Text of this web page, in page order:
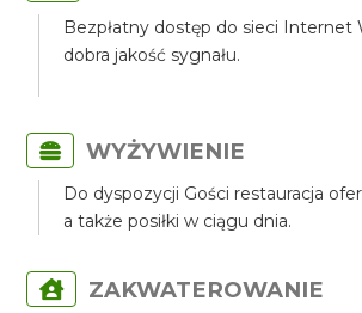
Bezpłatny dostęp do sieci Internet
dobra jakość sygnału.
WYŻYWIENIE
Do dyspozycji Gości restauracja
a także posiłki w ciągu dnia.
ZAKWATEROWANIE